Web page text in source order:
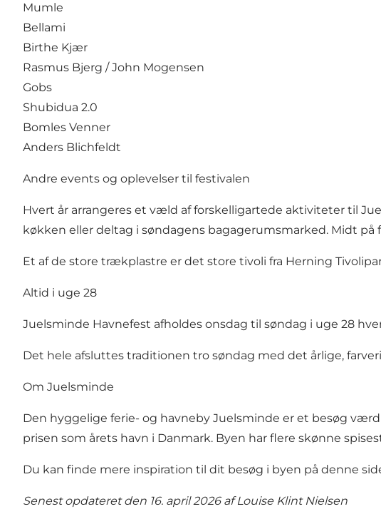
Mumle
Bellami
Birthe Kjær
Rasmus Bjerg / John Mogensen
Gobs
Shubidua 2.0
Bomles Venner
Anders Blichfeldt
Andre events og oplevelser til festivalen
Hvert år arrangeres et væld af forskelligartede aktiviteter til
køkken eller deltag i søndagens bagagerumsmarked. Midt
Et af de store trækplastre er det store tivoli fra Herning
Altid i uge 28
Juelsminde Havnefest afholdes onsdag til søndag i uge 28
Det hele afsluttes traditionen tro søndag med det årlige,
Om Juelsminde
Den hyggelige ferie- og havneby Juelsminde er et besøg
prisen som årets havn i Danmark. Byen har flere skønne
Du kan finde mere inspiration til dit besøg i byen på denne
Senest opdateret den 16. april 2026 afLouise Klint Nielsen